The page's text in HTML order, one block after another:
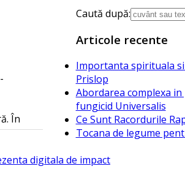
În
Caută după:
Articole recente
Importanta spirituala
Prislop
Abordarea complexa
fungicid Universalis
Ce Sunt Racordurile
Tocana de legume
digitala de impact